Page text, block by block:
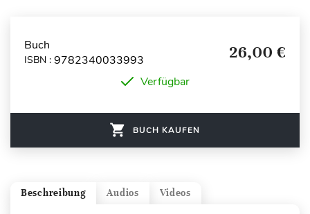
Buch
ISBN : 9782340033993 26,00 €
Verfügbar
BUCH KAUFEN
Videos
Audios
Beschreibung